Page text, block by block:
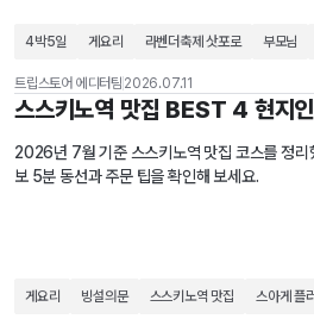
4박5일 게요리 라벤더축제 삿포로 부모님
트립스토어 에디터팀 2026.07.11
스스키노역 맛집 BEST 4 현지
2026년 7월 기준 스스키노역 맛집 코스를 정리
보 5분 동선과 주문 팁을 확인해 보세요.
게요리 빙설의문 스스키노역 맛집 스아게 플